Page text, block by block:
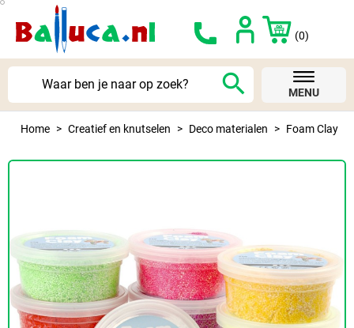
(0)
search MENU
Home Creatief en knutselen Deco materialen Foam Clay